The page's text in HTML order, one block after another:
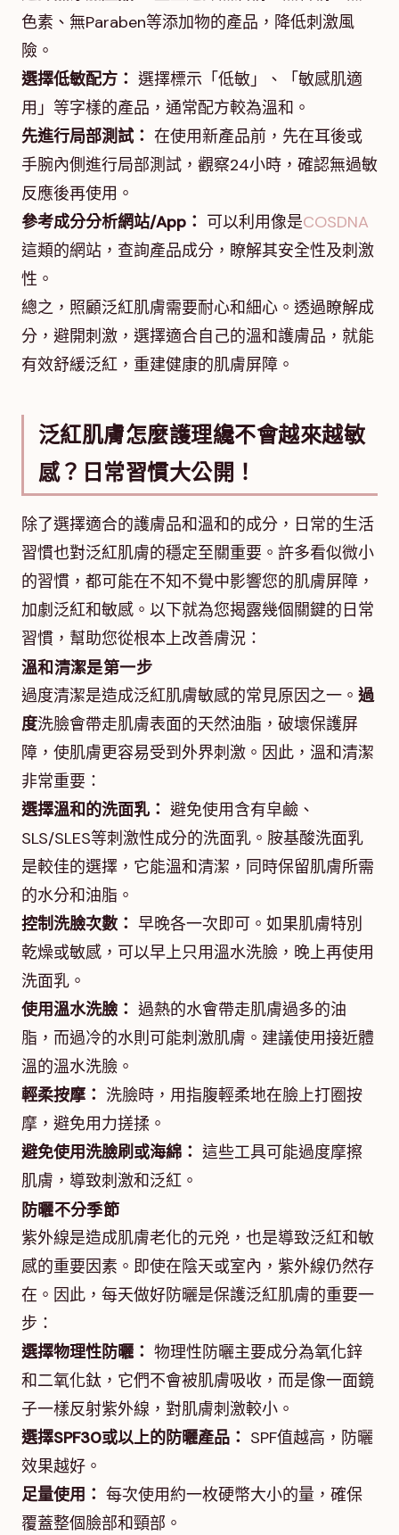
色素、無Paraben等添加物的產品，降低刺激風
險。
選擇低敏配方： 選擇標示「低敏」、「敏感肌適
用」等字樣的產品，通常配方較為溫和。
先進行局部測試： 在使用新產品前，先在耳後或
手腕內側進行局部測試，觀察24小時，確認無過敏
反應後再使用。
參考成分分析網站/App： 可以利用像是COSDNA
這類的網站，查詢產品成分，瞭解其安全性及刺激
性。
總之，照顧泛紅肌膚需要耐心和細心。透過瞭解成
分，避開刺激，選擇適合自己的溫和護膚品，就能
有效舒緩泛紅，重建健康的肌膚屏障。
泛紅肌膚怎麼護理纔不會越來越敏
感？日常習慣大公開！
除了選擇適合的護膚品和溫和的成分，日常的生活
習慣也對泛紅肌膚的穩定至關重要。許多看似微小
的習慣，都可能在不知不覺中影響您的肌膚屏障，
加劇泛紅和敏感。以下就為您揭露幾個關鍵的日常
習慣，幫助您從根本上改善膚況：
溫和清潔是第一步
過度清潔是造成泛紅肌膚敏感的常見原因之一。 過
度洗臉會帶走肌膚表面的天然油脂，破壞保護屏
障，使肌膚更容易受到外界刺激。因此，溫和清潔
非常重要：
選擇溫和的洗面乳： 避免使用含有皁鹼、
SLS/SLES等刺激性成分的洗面乳。胺基酸洗面乳
是較佳的選擇，它能溫和清潔，同時保留肌膚所需
的水分和油脂。
控制洗臉次數： 早晚各一次即可。如果肌膚特別
乾燥或敏感，可以早上只用溫水洗臉，晚上再使用
洗面乳。
使用溫水洗臉： 過熱的水會帶走肌膚過多的油
脂，而過冷的水則可能刺激肌膚。建議使用接近體
溫的溫水洗臉。
輕柔按摩： 洗臉時，用指腹輕柔地在臉上打圈按
摩，避免用力搓揉。
避免使用洗臉刷或海綿： 這些工具可能過度摩擦
肌膚，導致刺激和泛紅。
防曬不分季節
紫外線是造成肌膚老化的元兇，也是導致泛紅和敏
感的重要因素。即使在陰天或室內，紫外線仍然存
在。因此，每天做好防曬是保護泛紅肌膚的重要一
步：
選擇物理性防曬： 物理性防曬主要成分為氧化鋅
和二氧化鈦，它們不會被肌膚吸收，而是像一面鏡
子一樣反射紫外線，對肌膚刺激較小。
選擇SPF30或以上的防曬產品： SPF值越高，防曬
效果越好。
足量使用： 每次使用約一枚硬幣大小的量，確保
覆蓋整個臉部和頸部。